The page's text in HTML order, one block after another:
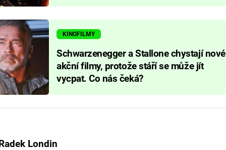
KINOFILMY
Schwarzenegger a Stallone chystají nové
akční filmy, protože stáří se může jít
vycpat. Co nás čeká?
Radek Londin